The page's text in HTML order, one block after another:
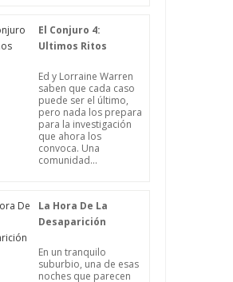
El Conjuro 4:
Ultimos Ritos
Ed y Lorraine Warren
saben que cada caso
puede ser el último,
pero nada los prepara
para la investigación
que ahora los
convoca. Una
comunidad...
La Hora De La
Desaparición
En un tranquilo
suburbio, una de esas
noches que parecen